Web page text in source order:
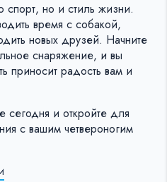
спорт, но и стиль жизни.
время с собакой,
новых друзей. Начните
снаряжение, и вы
приносит радость вам и
сегодня и откройте для
с вашим четвероногим